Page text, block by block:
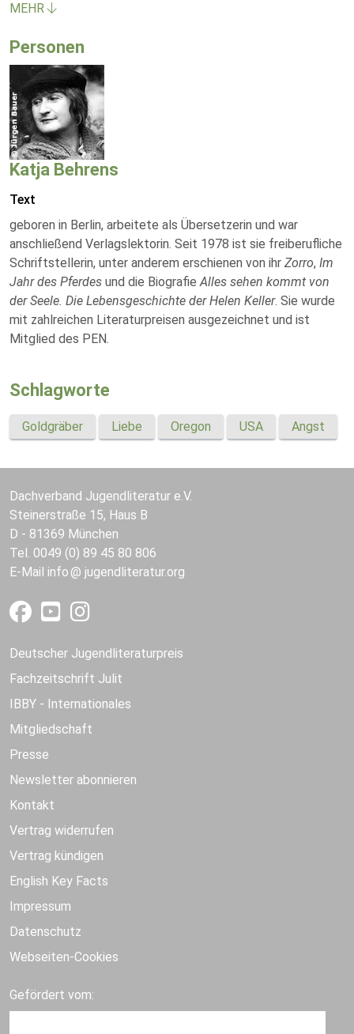
MEHR
Personen
Katja Behrens
Text
geboren in Berlin, arbeitete als Übersetzerin und war
anschließend Verlagslektorin. Seit 1978 ist sie freiberufliche
Schriftstellerin, unter anderem erschienen von ihr Zorro, Im
Jahr des Pferdes und die BiografieAlles sehen kommt von
der Seele. Die Lebensgeschichte der Helen Keller. Sie wurde
mit zahlreichen Literaturpreisen ausgezeichnet und ist
Mitglied des PEN.
Schlagworte
Goldgräber Liebe Oregon USA Angst
Dachverband Jugendliteratur e.V.
Steinerstraße 15, Haus B
D - 81369 München
Tel. 0049 (0) 89 45 80 806
E-Mail info jugendliteratur.org
Deutscher Jugendliteraturpreis
Fachzeitschrift Julit
IBBY - Internationales
Mitgliedschaft
Presse
Newsletter abonnieren
Kontakt
Vertrag widerrufen
Vertrag kündigen
English Key Facts
Impressum
Datenschutz
Webseiten-Cookies
Gefördert vom: